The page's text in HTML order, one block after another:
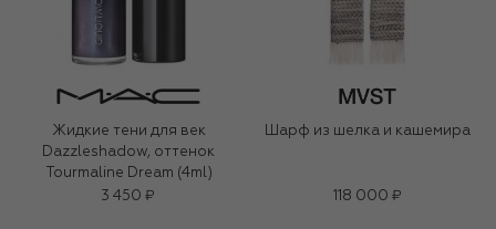
Жидкие тени для век
Dazzleshadow, оттенок
Tourmaline Dream (4ml)
3 450 ₽
Шарф из шелка и кашемира
118 000 ₽